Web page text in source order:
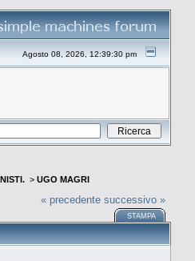
Agosto 08, 2026, 12:39:30 pm
> UGO MAGRI
« precedente successivo »
STAMPA